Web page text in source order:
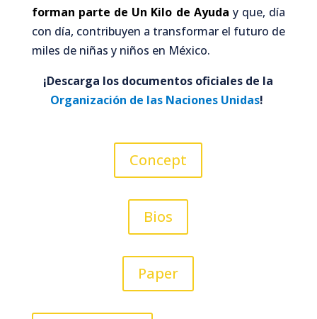
forman parte de Un Kilo de Ayuda y que, día
con día, contribuyen a transformar el futuro de
miles de niñas y niños en México.
¡Descarga los documentos oficiales de la
Organización de las Naciones Unidas!
Concept
Bios
Paper